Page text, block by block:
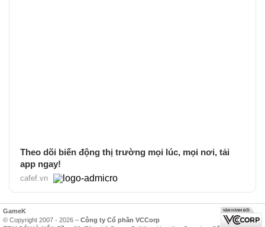
Theo dõi biến động thị trường mọi lúc, mọi nơi, tải
app ngay!
cafef.vn
GameK
© Copyright 2007 - 2026 – Công ty Cổ phần VCCorp